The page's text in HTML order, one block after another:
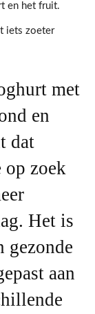
en het fruit.
iets zoeter
met
en
dat
op zoek
Het is
gezonde
aan